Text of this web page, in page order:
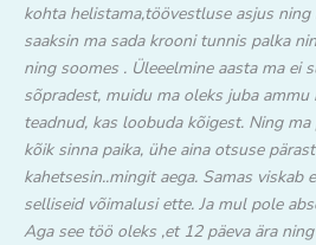
kohta helistama,töövestluse asjus
saaksin ma sada krooni tunnis palka
ning soomes . Üleeelmine aasta ma ei
sõpradest, muidu ma oleks juba
teadnud, kas loobuda kõigest. Ning
kõik sinna paika, ühe aina otsuse
kahetsesin..mingit aega. Samas viskab
selliseid võimalusi ette. Ja mul pole
Aga see töö oleks ,et 12 päeva ära